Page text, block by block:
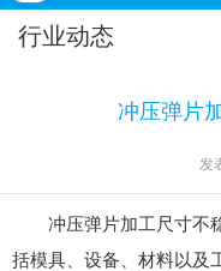
行业动态
冲压弹片
发
冲压弹片加工尺寸不
括模具、设备、材料以及